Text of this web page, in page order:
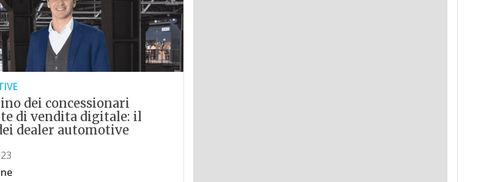
dei concessionari
di vendita digitale: il
dealer automotive